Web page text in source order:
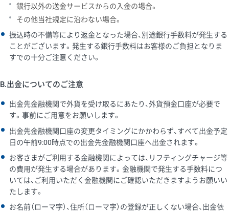
銀行以外の送金サービスからの入金の場合。
その他当社規定に沿わない場合。
振込時の不備等により返金となった場合、別途銀行手数料が発生する
ことがございます。発生する銀行手数料はお客様のご負担となりま
すでの十分ご注意ください。
B.出金についてのご注意
出金先金融機関で外貨を受け取るにあたり、外貨預金口座が必要で
す。事前にご用意をお願いします。
出金先金融機関口座の変更タイミングにかかわらず、すべて出金予定
日の午前9:00時点での出金先金融機関口座へ出金されます。
お客さまがご利用する金融機関によっては、リフティングチャージ等
の費用が発生する場合があります。金融機関で発生する手数料につ
いては、ご利用いただく金融機関にご確認いただきますようお願いい
たします。
お名前（ローマ字）、住所（ローマ字）の登録が正しくない場合、出金依